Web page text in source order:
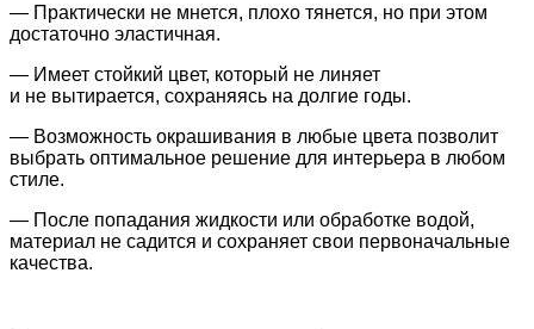
— Практически не мнется, плохо тянется, но при этом
достаточно эластичная.
— Имеет стойкий цвет, который не линяет
и не вытирается, сохраняясь на долгие годы.
— Возможность окрашивания в любые цвета позволит
выбрать оптимальное решение для интерьера в любом
стиле.
— После попадания жидкости или обработке водой,
материал не садится и сохраняет свои первоначальные
качества.